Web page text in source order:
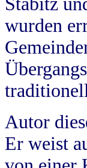
wurden
Autor
Er weist